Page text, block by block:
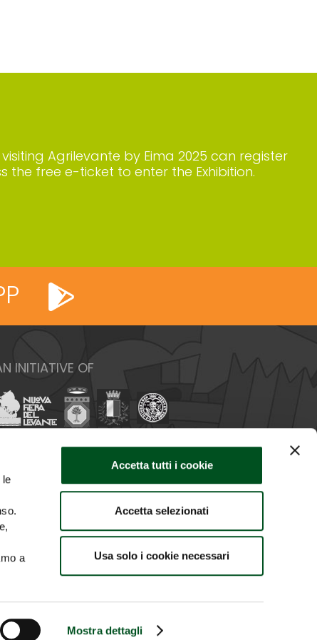
le
a
Mostra dettagli
Accetta tutti i cookie
Accetta selezionati
Usa solo i cookie necessari
Agrilevante by Eima 2025 can register
the free e-ticket to enter the Exhibition.
INITIATIVE OF
OF IMAGES